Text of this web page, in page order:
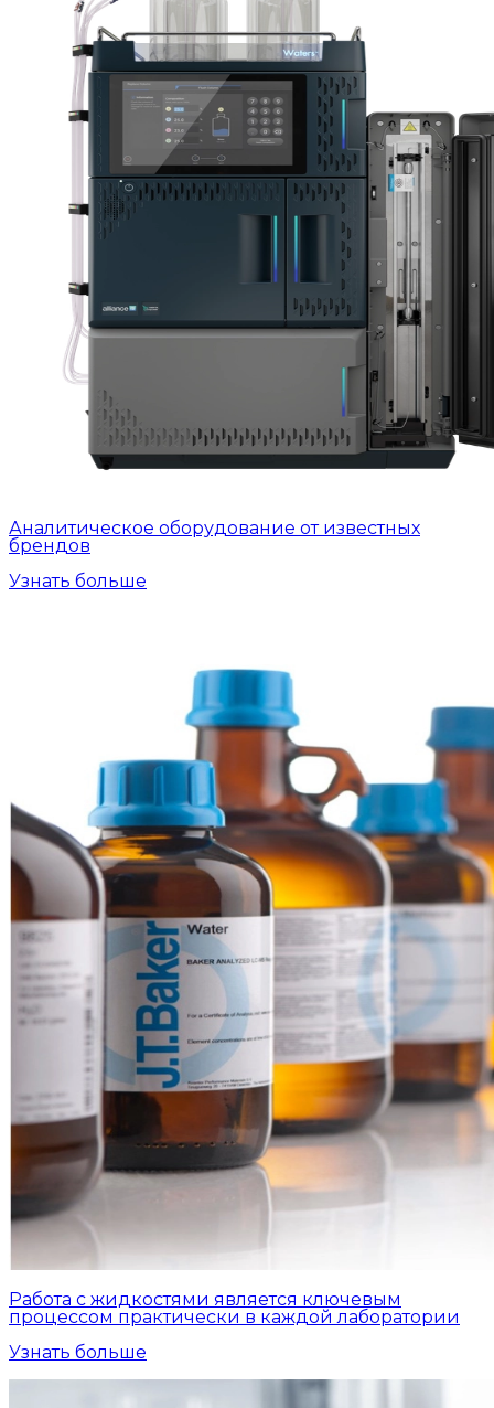
Аналитическое оборудование от известных
брендов
Узнать больше
Работа с жидкостями является ключевым
процессом практически в каждой лаборатории
Узнать больше